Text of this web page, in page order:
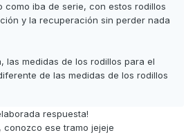
como iba de serie, con estos rodillos
y la recuperación sin perder nada
las medidas de los rodillos para el
de las medidas de los rodillos
respuesta!
ese tramo jejeje